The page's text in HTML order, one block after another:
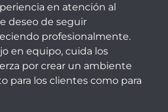
en atención al
deseo de seguir
profesionalmente.
en equipo, cuida los
por crear un ambiente
para los clientes como para